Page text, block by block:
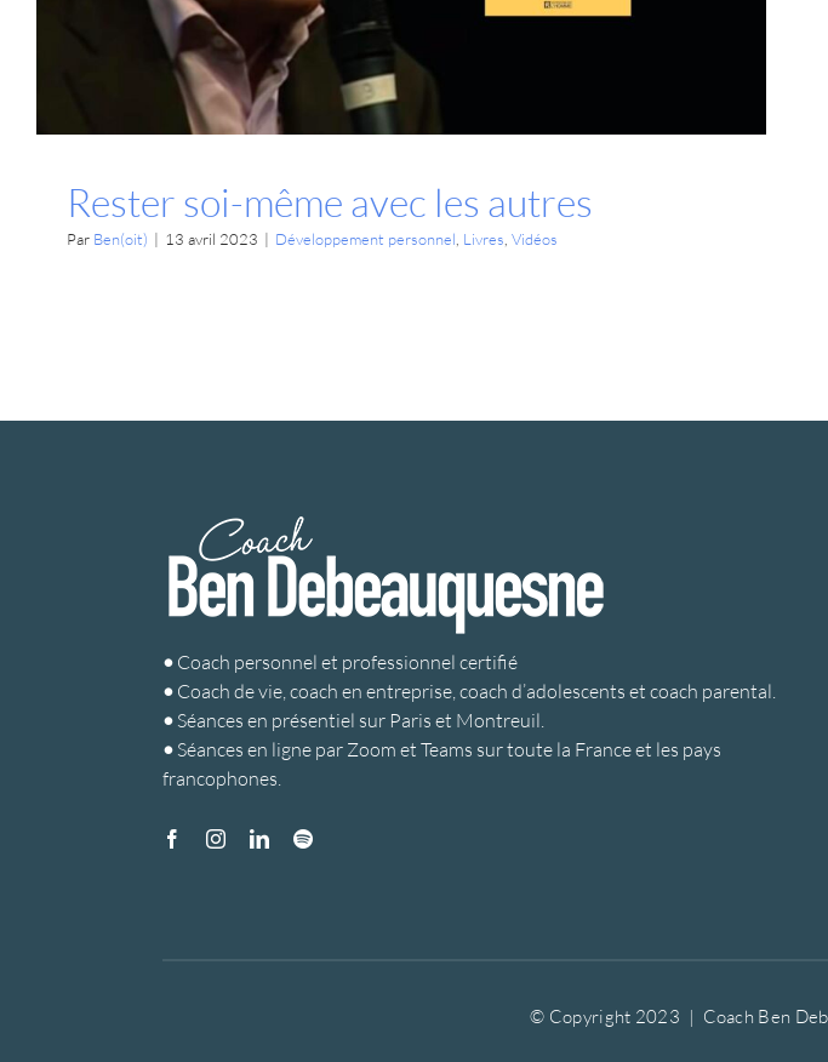
Rester soi-même avec les autres
Par Ben(oit) | 13 avril 2023 | Développement personnel Livres Vidéos
• Coach personnel et professionnel certifié
• Coach de vie, coach en entreprise, coach d’adolescents et coach parental.
• Séances en présentiel sur Paris et Montreuil.
• Séances en ligne par Zoom et Teams sur toute la France et les pays
francophones.
© Copyright 2023 | Coach Ben